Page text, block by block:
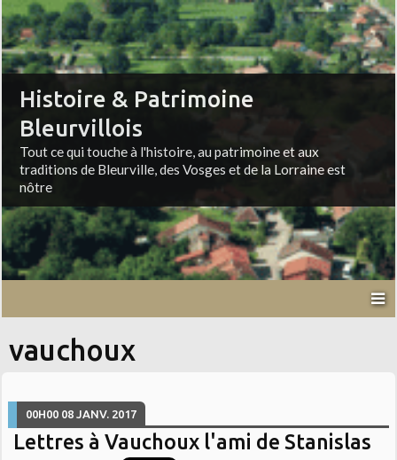
Histoire & Patrimoine
Bleurvillois
Tout ce qui touche à l'histoire, au patrimoine et aux
traditions de Bleurville, des Vosges et de la Lorraine est
nôtre
vauchoux
00H00 08 JANV. 2017
Lettres à Vauchoux l'ami de Stanislas